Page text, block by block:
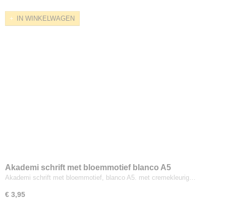
UartIN WINKELWAGEN
Akademi schrift met bloemmotief blanco A5
Akademi schrift met bloemmotief, blanco A5. met cremekleurig…
€ 3,95